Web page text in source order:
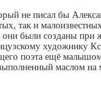
не писал бы
так и
были созданы при
художнику
поэта ещё
маслом на